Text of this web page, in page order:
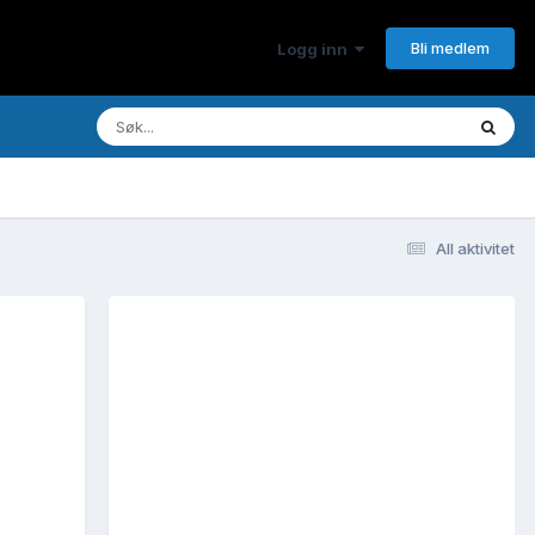
Logg inn Bli medlem
All aktivitet